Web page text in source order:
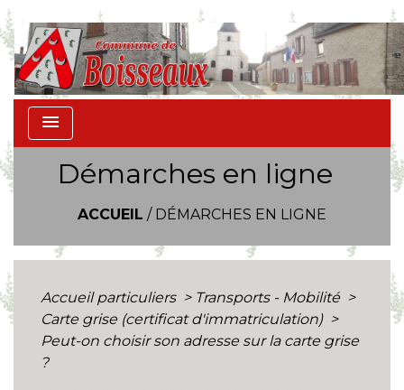
menu
Démarches en ligne
ACCUEIL / DÉMARCHES EN LIGNE
Accueil particuliers > Transports - Mobilité >
Carte grise (certificat d'immatriculation) >
Peut-on choisir son adresse sur la carte grise
?